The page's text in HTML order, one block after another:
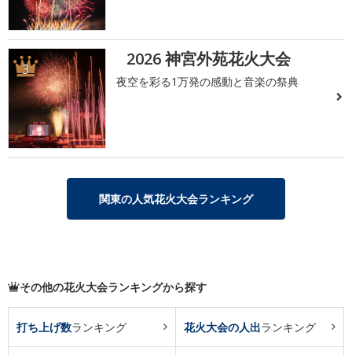
3 2026 神宮外苑花火大会
夜空を彩る1万発の感動と音楽の祭典
関東の人気花火大会ランキング
その他の花火大会ランキングから探す
打ち上げ数ランキング 花火大会の人出ランキング